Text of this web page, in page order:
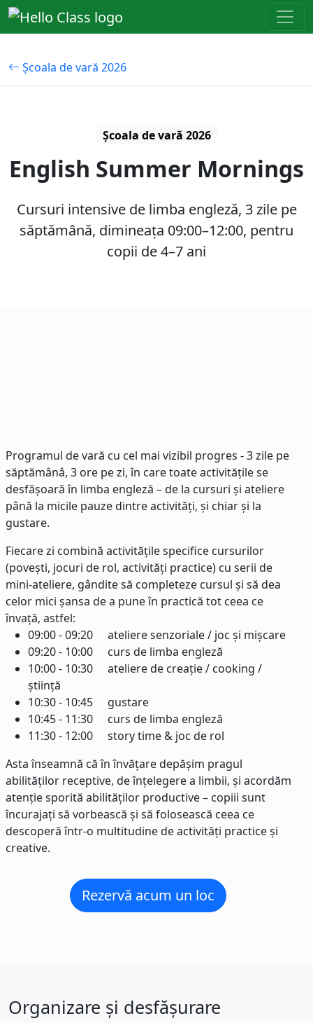
Școala de vară 2026
Școala de vară 2026
English Summer Mornings
Cursuri intensive de limba engleză, 3 zile pe
săptămână, dimineața 09:00–12:00, pentru
copii de 4–7 ani
Programul de vară cu cel mai vizibil progres - 3 zile pe
săptămânâ, 3 ore pe zi, în care toate activitățile se
desfășoară în limba engleză – de la cursuri și ateliere
până la micile pauze dintre activități, și chiar și la
gustare.
Fiecare zi combină activitățile specifice cursurilor
(povești, jocuri de rol, activități practice) cu serii de
mini-ateliere, gândite să completeze cursul și să dea
celor mici șansa de a pune în practică tot ceea ce
învață, astfel:
09:00 - 09:20
ateliere senzoriale / joc și mișcare
09:20 - 10:00
curs de limba engleză
10:00 - 10:30
ateliere de creație / cooking /
știință
10:30 - 10:45
gustare
10:45 - 11:30
curs de limba engleză
11:30 - 12:00
story time & joc de rol
Asta înseamnă că în învățare depășim pragul
abilităților receptive, de înțelegere a limbii, și acordăm
atenție sporită abilităților productive – copiii sunt
încurajați să vorbească și să folosească ceea ce
descoperă într-o multitudine de activități practice și
creative.
Rezervă acum un loc
Organizare și desfășurare